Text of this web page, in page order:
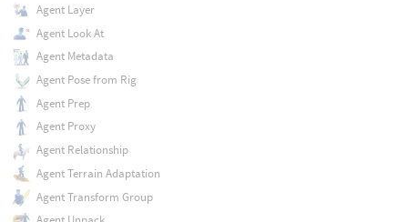
Agent Layer
Agent Look At
Agent Metadata
Agent Pose from Rig
Agent Prep
Agent Proxy
Agent Relationship
Agent Terrain Adaptation
Agent Transform Group